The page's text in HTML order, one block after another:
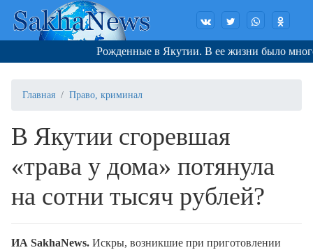
Рожденные в Якутии. В ее жизни было много
Главная Право, криминал
В Якутии сгоревшая
«трава у дома» потянула
на сотни тысяч рублей?
ИA SakhaNews. Искры, возникшие при приготовлении